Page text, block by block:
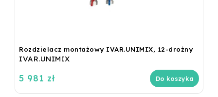
Rozdzielacz montażowy IVAR.UNIMIX, 12-drożny
IVAR.UNIMIX
5 981 zł Do koszyka